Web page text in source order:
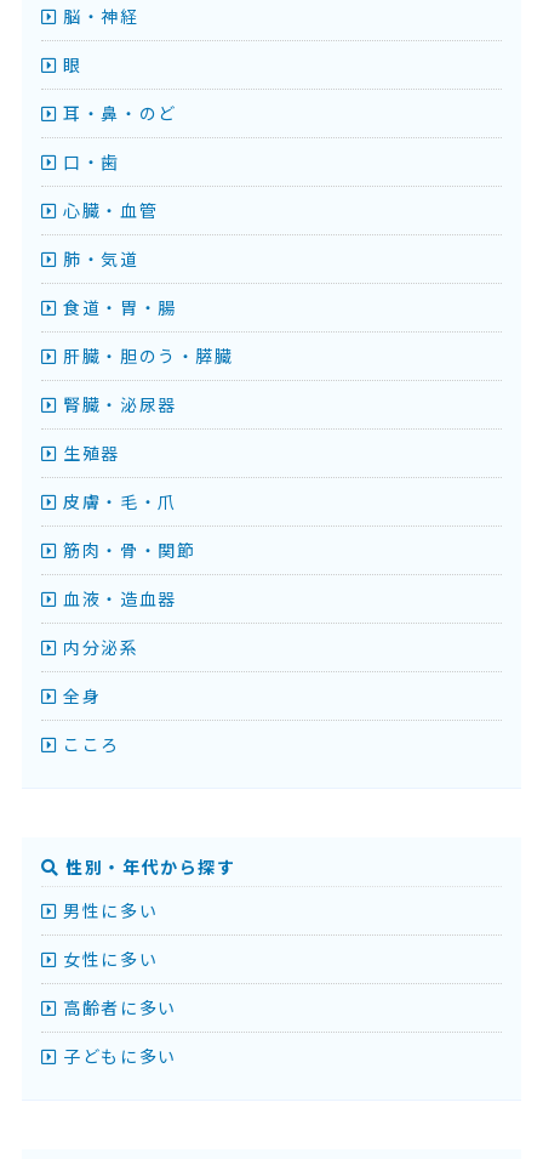
脳・神経
眼
耳・鼻・のど
口・歯
心臓・血管
肺・気道
食道・胃・腸
肝臓・胆のう・膵臓
腎臓・泌尿器
生殖器
皮膚・毛・爪
筋肉・骨・関節
血液・造血器
内分泌系
全身
こころ
性別・年代から探す
男性に多い
女性に多い
高齢者に多い
子どもに多い